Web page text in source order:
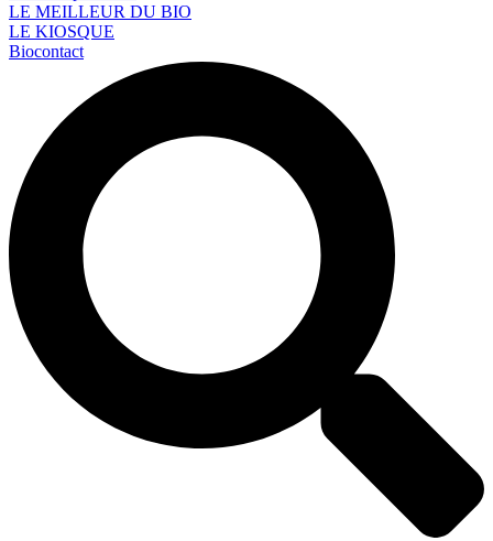
LE MEILLEUR DU BIO
LE KIOSQUE
Biocontact